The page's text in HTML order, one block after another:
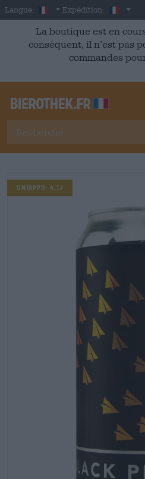
Skip to main content
Langue: French
Expédition: France
La boutique est en
conséquent, il n’est pas
commandes
Untappd: 4,17